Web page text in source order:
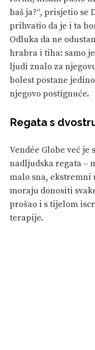
baš ja?“, prisjetio se
prihvatio da je i ta
Odluka da ne
hrabra i tiha: samo
ljudi znalo za
bolest postane
njegovo postignuće.
Regata s
Vendée Globe već je
nadljudska regata –
malo sna, ekstremni
moraju donositi
prošao i s tijelom
terapije.